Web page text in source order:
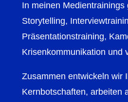
In meinen Medientrainings
Storytelling,
Präsentationstraining,
Krisenkommunikation und
Zusammen entwickeln wir
Kernbotschaften, arbeiten